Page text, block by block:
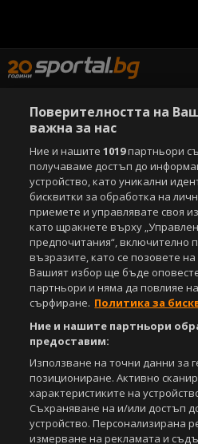
Copyright © 2007-2026 Агенция
За нас Екип За рекламa
Общи
Етични правила на НСС
Лични данни
Управление на предпочитания
Съдържанието на този уеб сайт и
под закрила на Закона за авторското
Всички статии, репортажи, интервюта
видео материали, публикувани в
Спортал, освен ако изрично е
публикуване на текстови материали
Агенция Спортал, посочване на
www.sportal.bg. Използването на
санкционирани с цялата строгост на
СвалиБЕЗПЛАТНОТОприложение за:
Android
Поверителността на
важна за нас
Ние и нашите1019партньори
получаваме достъп до
устройство, като уникални
бисквитки за обработка на
приемете и управлявате своя
като щракнете върху
предпочитания“, включително
възразите, като се позовете
Вашият избор ще бъде
партньори и няма да повлияе
сърфиране. Политика за
Ние и нашите партньори
предоставим:
Използване на точни данни за
позициониране. Активно
характеристиките на
Съхраняване на и/или достъп
устройство. Персонализирана
измерване на рекламата и